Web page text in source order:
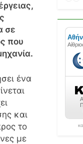
σε
που
ένα
και
το
με